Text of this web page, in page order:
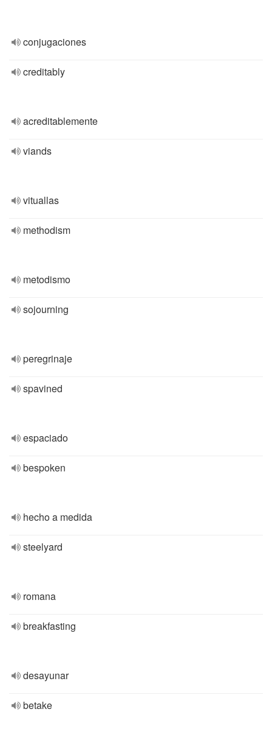
conjugaciones
creditably
acreditablemente
viands
vituallas
methodism
metodismo
sojourning
peregrinaje
spavined
espaciado
bespoken
hecho a medida
steelyard
romana
breakfasting
desayunar
betake